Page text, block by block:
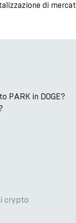
di
PARK in DOGE?
crypto